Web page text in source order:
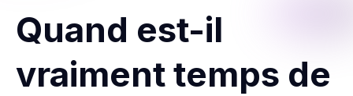
Quand est-il
vraiment temps de